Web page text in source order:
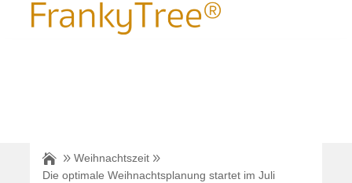
Weihnachtszeit
Die optimale Weihnachtsplanung startet im Juli